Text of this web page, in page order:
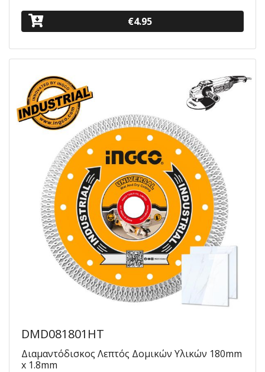
€4.95
DMD081801HT
Διαμαντόδισκος Λεπτός Δομικών Υλικών 180mm
x 1.8mm